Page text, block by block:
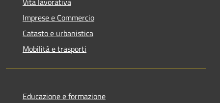
Imprese e Commercio
Catasto e urbanistica
Mobilità e trasporti
Educazione e formazione